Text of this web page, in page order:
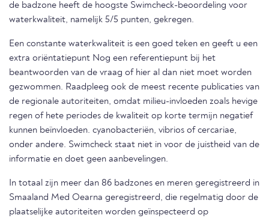
de badzone heeft de hoogste Swimcheck-beoordeling voor
waterkwaliteit, namelijk 5/5 punten, gekregen.
Een constante waterkwaliteit is een goed teken en geeft u een
extra oriëntatiepunt Nog een referentiepunt bij het
beantwoorden van de vraag of hier al dan niet moet worden
gezwommen. Raadpleeg ook de meest recente publicaties van
de regionale autoriteiten, omdat milieu-invloeden zoals hevige
regen of hete periodes de kwaliteit op korte termijn negatief
kunnen beïnvloeden. cyanobacteriën, vibrios of cercariae,
onder andere. Swimcheck staat niet in voor de juistheid van de
informatie en doet geen aanbevelingen.
In totaal zijn meer dan 86 badzones en meren geregistreerd in
Smaaland Med Oearna geregistreerd, die regelmatig door de
plaatselijke autoriteiten worden geïnspecteerd op